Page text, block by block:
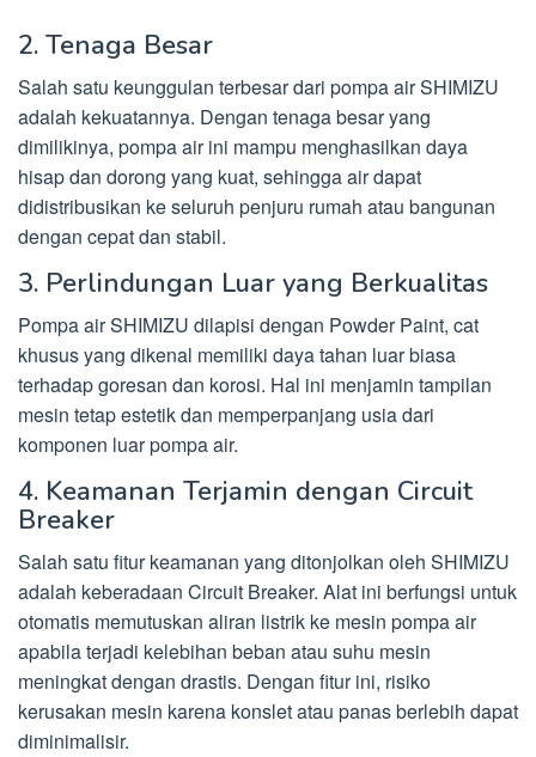
2. Tenaga Besar
Salah satu keunggulan terbesar dari pompa air SHIMIZU
adalah kekuatannya. Dengan tenaga besar yang
dimilikinya, pompa air ini mampu menghasilkan daya
hisap dan dorong yang kuat, sehingga air dapat
didistribusikan ke seluruh penjuru rumah atau bangunan
dengan cepat dan stabil.
3. Perlindungan Luar yang Berkualitas
Pompa air SHIMIZU dilapisi dengan Powder Paint, cat
khusus yang dikenal memiliki daya tahan luar biasa
terhadap goresan dan korosi. Hal ini menjamin tampilan
mesin tetap estetik dan memperpanjang usia dari
komponen luar pompa air.
4. Keamanan Terjamin dengan Circuit
Breaker
Salah satu fitur keamanan yang ditonjolkan oleh SHIMIZU
adalah keberadaan Circuit Breaker. Alat ini berfungsi untuk
otomatis memutuskan aliran listrik ke mesin pompa air
apabila terjadi kelebihan beban atau suhu mesin
meningkat dengan drastis. Dengan fitur ini, risiko
kerusakan mesin karena konslet atau panas berlebih dapat
diminimalisir.